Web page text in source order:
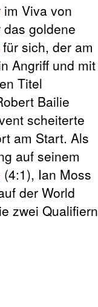
im Viva von
goldene
für sich, der am
Angriff und mit
Titel
Bailie
scheiterte
am Start. Als
auf seinem
(4:1), Ian Moss
der World
zwei Qualifiern